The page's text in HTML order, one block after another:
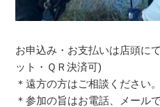
お申込み・お支払いは店頭に
ット・ＱＲ決済可)
＊遠方の方はご相談ください。
＊参加の旨はお電話、メール